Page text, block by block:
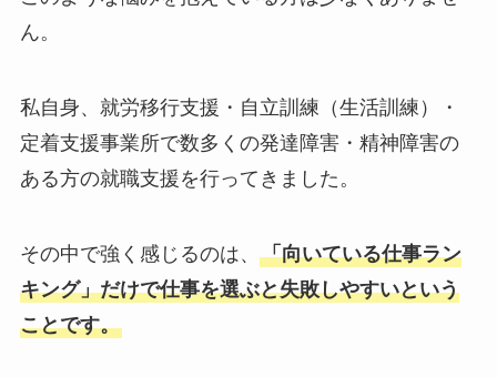
ん。
私自身、就労移行支援・自立訓練（生活訓練）・
定着支援事業所で数多くの発達障害・精神障害の
ある方の就職支援を行ってきました。
その中で強く感じるのは、 「向いている仕事ラン
キング」だけで仕事を選ぶと失敗しやすいという
ことです。